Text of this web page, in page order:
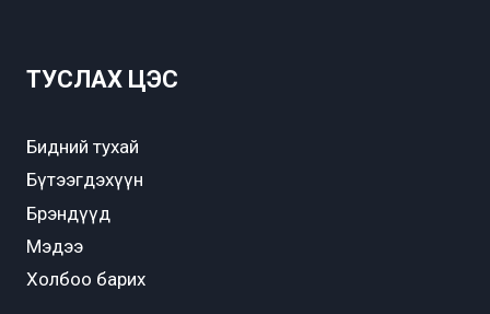
ТУСЛАХ ЦЭС
Бидний тухай
Бүтээгдэхүүн
Брэндүүд
Мэдээ
Холбоо барих